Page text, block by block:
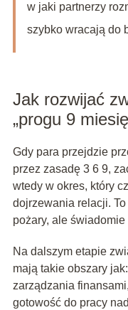
w jaki partnerzy
szybko wracają do
Jak rozwijać
„progu 9
Gdy para przejdzie
przez zasadę 3 6 9,
wtedy w okres, który
dojrzewania relacji.
pożary, ale świadomie
Na dalszym etapie
mają takie obszary
zarządzania
gotowość do pracy